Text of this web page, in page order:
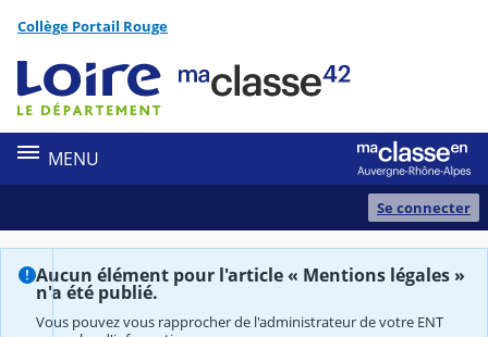
Contenu
Collège Portail Rouge
MENU
Se connecter
Aucun élément pour l'article « Mentions légales »
n'a été publié.
Vous pouvez vous rapprocher de l'administrateur de votre ENT